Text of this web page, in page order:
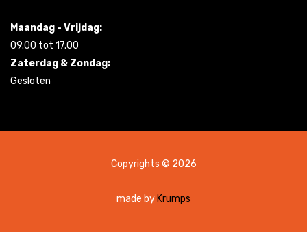
Maandag - Vrijdag:
09.00 tot 17.00
Zaterdag & Zondag:
Gesloten
Copyrights © 2026
made by Krumps